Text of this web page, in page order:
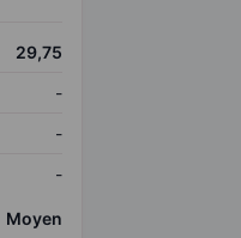
29,75
-
-
-
Moyen